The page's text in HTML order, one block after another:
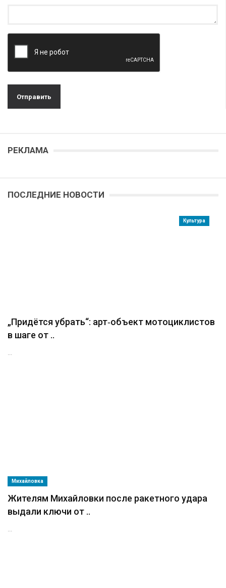
РЕКЛАМА
ПОСЛЕДНИЕ НОВОСТИ
Культура
„Придётся убрать“: арт‑объект мотоциклистов
в шаге от ..
...
Михайловка
Жителям Михайловки после ракетного удара
выдали ключи от ..
...